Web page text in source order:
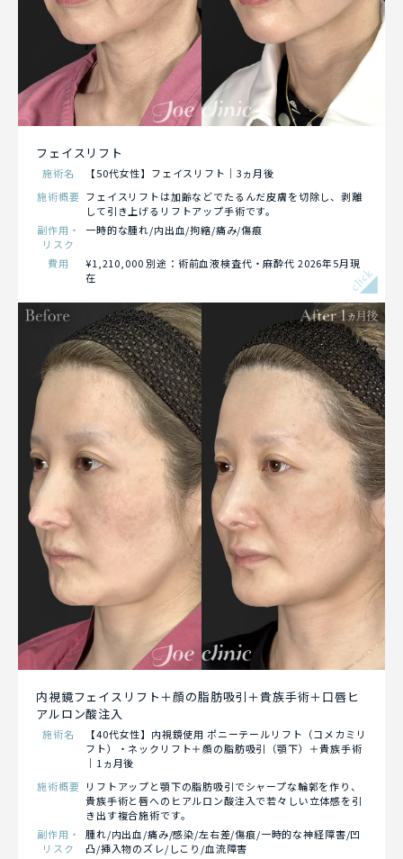
フェイスリフト
施術名
【50代女性】フェイスリフト｜3ヵ月後
施術概要 フェイスリフトは加齢などでたるんだ皮膚を切除し、剥離
して引き上げるリフトアップ手術です。
副作用・
リスク
一時的な腫れ/内出血/拘縮/痛み /傷痕
費用
¥1,210,000 別途：術前血液検査代・麻酔代 2026年5月現
在
click
内視鏡フェイスリフト＋顔の脂肪吸引＋貴族手術＋口唇ヒ
アルロン酸注入
施術名
【40代女性】内視鏡使用 ポニーテールリフト（コメカミリ
フト）・ネックリフト＋顔の脂肪吸引（顎下）＋貴族手術
｜1ヵ月後
施術概要 リフトアップと顎下の脂肪吸引でシャープな輪郭を作り、
貴族手術と唇へのヒアルロン酸注入で若々しい立体感を引
き出す複合施術です。
副作用・
リスク
腫れ/内出血/痛み/感染/左右差/傷痕/一時的な神経障害/凹
凸/挿入物のズレ/しこり/血流障害